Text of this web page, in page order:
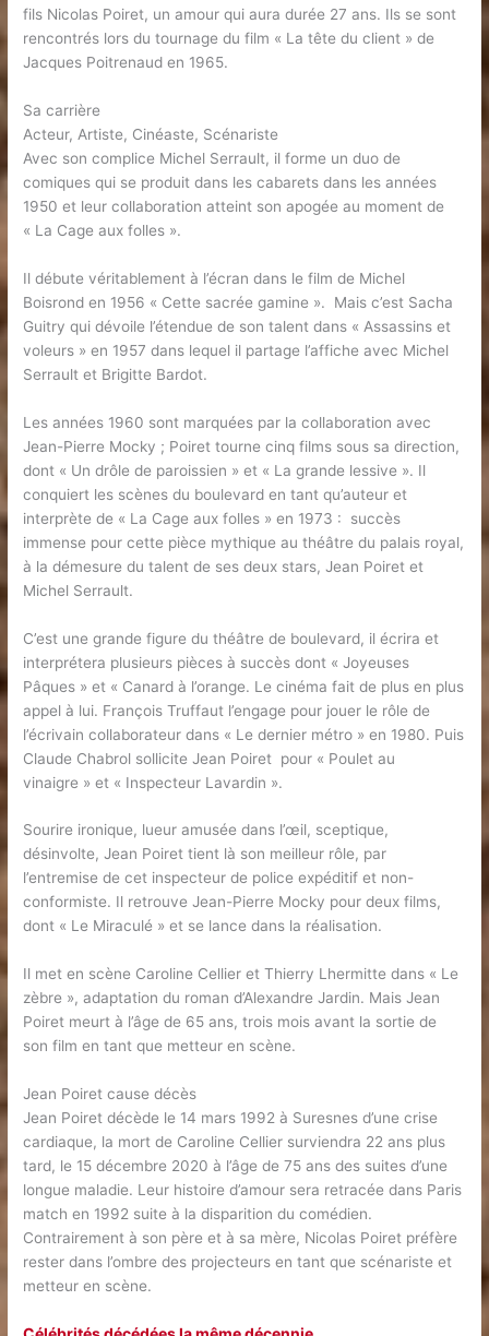
fils Nicolas Poiret, un amour qui aura durée 27 ans. Ils se sont
rencontrés lors du tournage du film « La tête du client » de
Jacques Poitrenaud en 1965.
Sa carrière
Acteur, Artiste, Cinéaste, Scénariste
Avec son complice Michel Serrault, il forme un duo de
comiques qui se produit dans les cabarets dans les années
1950 et leur collaboration atteint son apogée au moment de
« La Cage aux folles ».
Il débute véritablement à l’écran dans le film de Michel
Boisrond en 1956 « Cette sacrée gamine ». Mais c’est Sacha
Guitry qui dévoile l’étendue de son talent dans « Assassins et
voleurs » en 1957 dans lequel il partage l’affiche avec Michel
Serrault et Brigitte Bardot.
Les années 1960 sont marquées par la collaboration avec
Jean-Pierre Mocky ; Poiret tourne cinq films sous sa direction,
dont « Un drôle de paroissien » et « La grande lessive ». Il
conquiert les scènes du boulevard en tant qu’auteur et
interprète de « La Cage aux folles » en 1973 : succès
immense pour cette pièce mythique au théâtre du palais royal,
à la démesure du talent de ses deux stars, Jean Poiret et
Michel Serrault.
C’est une grande figure du théâtre de boulevard, il écrira et
interprétera plusieurs pièces à succès dont « Joyeuses
Pâques » et « Canard à l’orange. Le cinéma fait de plus en plus
appel à lui. François Truffaut l’engage pour jouer le rôle de
l’écrivain collaborateur dans « Le dernier métro » en 1980. Puis
Claude Chabrol sollicite Jean Poiret pour « Poulet au
vinaigre » et « Inspecteur Lavardin ».
Sourire ironique, lueur amusée dans l’œil, sceptique,
désinvolte, Jean Poiret tient là son meilleur rôle, par
l’entremise de cet inspecteur de police expéditif et non-
conformiste. Il retrouve Jean-Pierre Mocky pour deux films,
dont « Le Miraculé » et se lance dans la réalisation.
Il met en scène Caroline Cellier et Thierry Lhermitte dans « Le
zèbre », adaptation du roman d’Alexandre Jardin. Mais Jean
Poiret meurt à l’âge de 65 ans, trois mois avant la sortie de
son film en tant que metteur en scène.
Jean Poiret cause décès
Jean Poiret décède le 14 mars 1992 à Suresnes d’une crise
cardiaque, la mort de Caroline Cellier surviendra 22 ans plus
tard, le 15 décembre 2020 à l’âge de 75 ans des suites d’une
longue maladie. Leur histoire d’amour sera retracée dans Paris
match en 1992 suite à la disparition du comédien.
Contrairement à son père et à sa mère, Nicolas Poiret préfère
rester dans l’ombre des projecteurs en tant que scénariste et
metteur en scène.